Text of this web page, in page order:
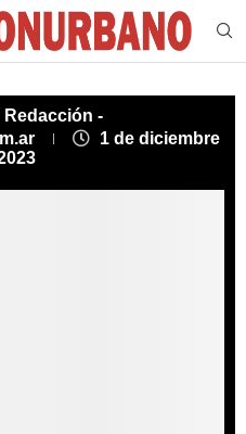
Redacción -
1 de diciembre